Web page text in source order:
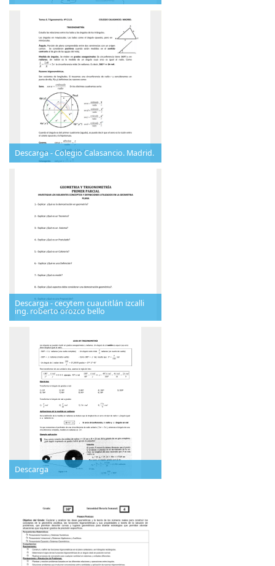
Descarga - Colegio Calasancio. Madrid.
Descarga - cecytem cuautitlán izcalli
ing. roberto orozco bello
Descarga